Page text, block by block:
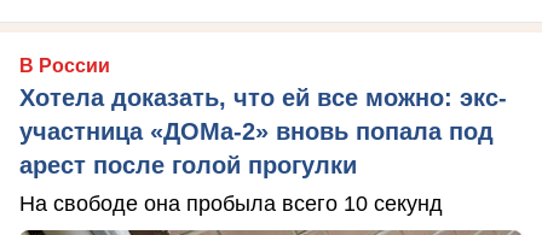
В России
Хотела доказать, что ей все можно: экс-
участница «ДОМа-2» вновь попала под
арест после голой прогулки
На свободе она пробыла всего 10 секунд